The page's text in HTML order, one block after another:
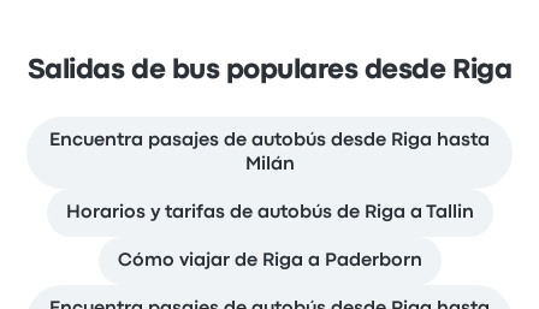
Salidas de bus populares desde Riga
Encuentra pasajes de autobús desde Riga hasta
Milán
Horarios y tarifas de autobús de Riga a Tallin
Cómo viajar de Riga a Paderborn